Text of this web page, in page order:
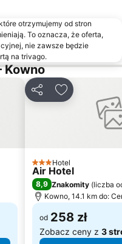
otrzymujemy od stron
To oznacza, że oferta,
nie zawsze będzie
na trivago.
Kowno
UdostępnijDodaj do
3 Kategoria
Hotel
Air Hotel
8,9 Znakomity (liczba
Kowno, 14.1 km do:
od 258 zł
Zobacz ceny z 3